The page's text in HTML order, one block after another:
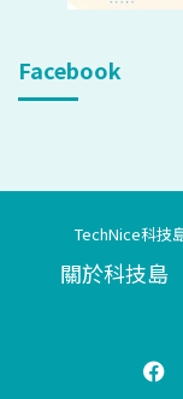
Facebook
TechNice科技
關於科技島